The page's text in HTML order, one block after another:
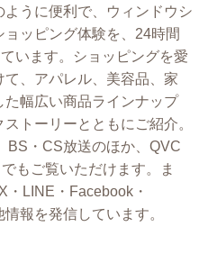
うに便利で、ウィンドウシ
ッピング体験を、24時間
います。ショッピングを愛
、アパレル、美容品、家
幅広い商品ラインナップ
トーリーとともにご紹介。
BS・CS放送のほか、QVC
でもご覧いただけます。ま
・LINE・Facebook・
報を発信しています。